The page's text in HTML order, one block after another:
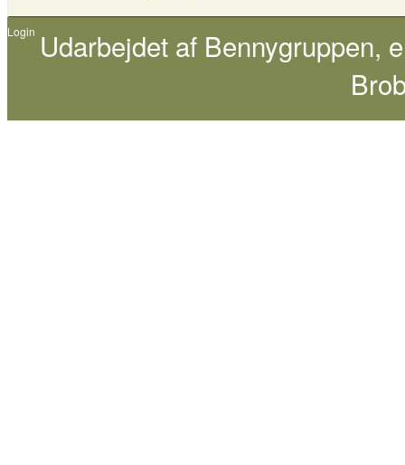
Login Udarbejdet af Bennygruppen,